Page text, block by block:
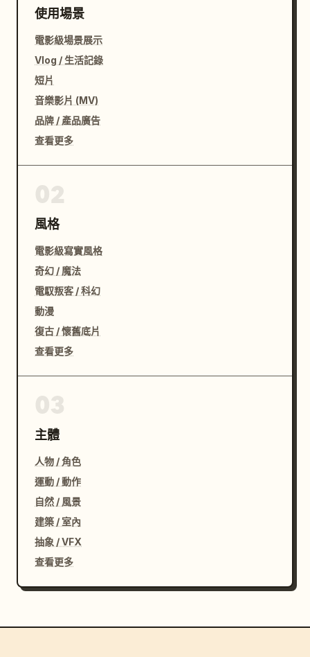
使用場景
電影級場景展示
Vlog / 生活記錄
短片
音樂影片 (MV)
品牌 / 產品廣告
查看更多
風格
電影級寫實風格
奇幻 / 魔法
電馭叛客 / 科幻
動漫
復古 / 懷舊底片
查看更多
主體
人物 / 角色
運動 / 動作
自然 / 風景
建築 / 室內
抽象 / VFX
查看更多